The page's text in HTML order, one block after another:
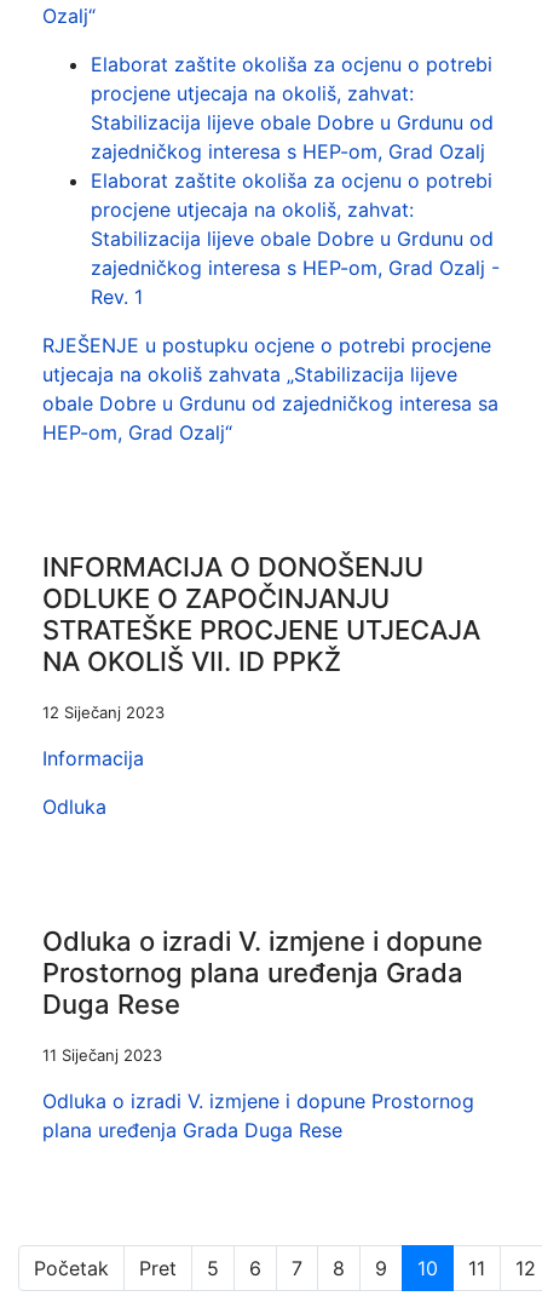
Ozalj“
Elaborat zaštite okoliša za ocjenu o potrebi
procjene utjecaja na okoliš, zahvat:
Stabilizacija lijeve obale Dobre u Grdunu od
zajedničkog interesa s HEP-om, Grad Ozalj
Elaborat zaštite okoliša za ocjenu o potrebi
procjene utjecaja na okoliš, zahvat:
Stabilizacija lijeve obale Dobre u Grdunu od
zajedničkog interesa s HEP-om, Grad Ozalj -
Rev. 1
RJEŠENJE u postupku ocjene o potrebi procjene
utjecaja na okoliš zahvata „Stabilizacija lijeve
obale Dobre u Grdunu od zajedničkog interesa sa
HEP-om, Grad Ozalj“
INFORMACIJA O DONOŠENJU
ODLUKE O ZAPOČINJANJU
STRATEŠKE PROCJENE UTJECAJA
NA OKOLIŠ VII. ID PPKŽ
12 Siječanj 2023
Informacija
Odluka
Odluka o izradi V. izmjene i dopune
Prostornog plana uređenja Grada
Duga Rese
11 Siječanj 2023
Odluka o izradi V. izmjene i dopune Prostornog
plana uređenja Grada Duga Rese
Početak Pret 5 6 7 8 9 10 11 12